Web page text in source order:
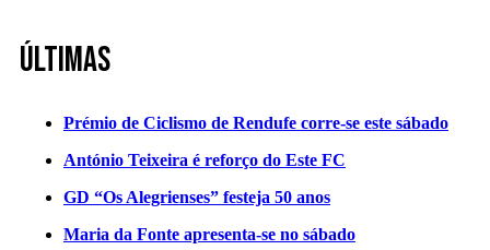
Últimas
Prémio de Ciclismo de Rendufe corre-se este sábado
António Teixeira é reforço do Este FC
GD “Os Alegrienses” festeja 50 anos
Maria da Fonte apresenta-se no sábado